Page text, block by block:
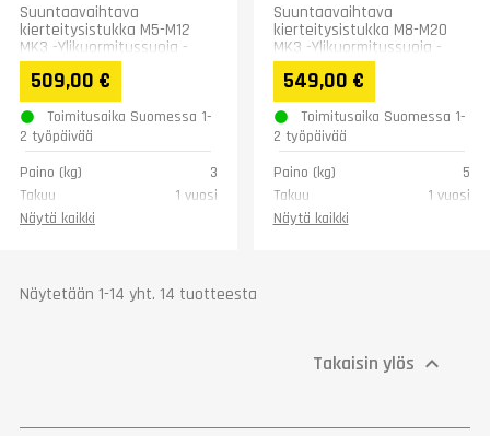
Suuntaavaihtava
kierteitysistukka M5-M12
MK3 -Ylikuormitussuoja -
Momentin säätö -
Automaattinen
suunnanvaihto
509,00 €
Toimitusaika Suomessa 1-
2 työpäivää
Paino (kg)
3
Takuu
1 vuosi
Näytä kaikki
Suuntaavaihtava
kierteitysistukka M8-M20
MK3 -Ylikuormitussuoja -
Momentin säätö -
Automaattinen
suunnanvaihto
549,00 €
Toimitusaika Suomessa 1-
2 työpäivää
Paino (kg)
5
Takuu
1 vuosi
Näytä kaikki
Näytetään 1-14 yht. 14 tuotteesta
Takaisin ylös 